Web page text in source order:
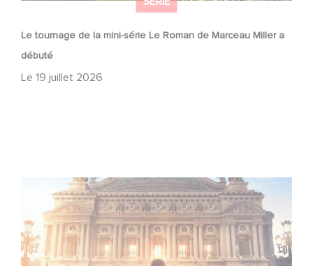
Le tournage de la mini-série Le Roman de Marceau Miller a
débuté
Le 19 juillet 2026
Gaumont et Good Hero annoncent la suite de Ballerina